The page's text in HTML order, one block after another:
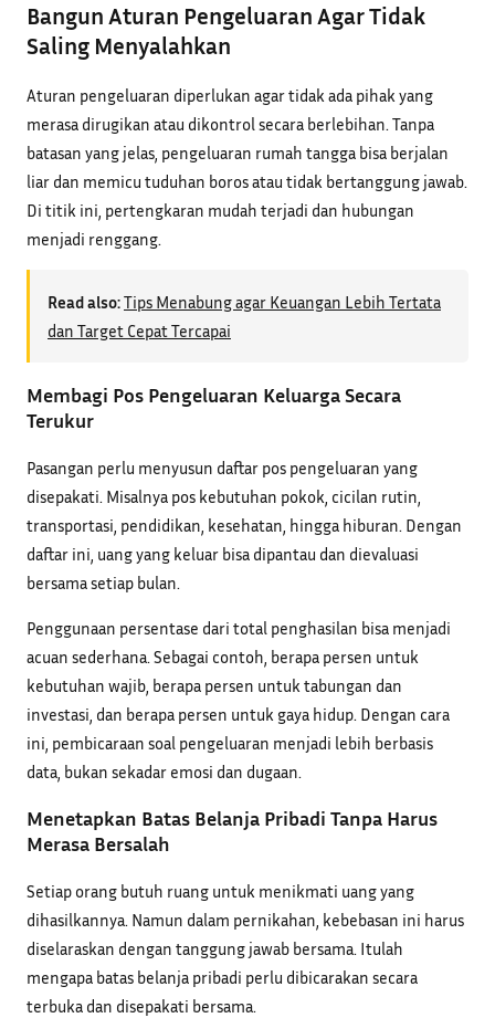
Bangun Aturan Pengeluaran Agar Tidak
Saling Menyalahkan
Aturan pengeluaran diperlukan agar tidak ada pihak yang
merasa dirugikan atau dikontrol secara berlebihan. Tanpa
batasan yang jelas, pengeluaran rumah tangga bisa berjalan
liar dan memicu tuduhan boros atau tidak bertanggung jawab.
Di titik ini, pertengkaran mudah terjadi dan hubungan
menjadi renggang.
Read also:Tips Menabung agar Keuangan Lebih Tertata
dan Target Cepat Tercapai
Membagi Pos Pengeluaran Keluarga Secara
Terukur
Pasangan perlu menyusun daftar pos pengeluaran yang
disepakati. Misalnya pos kebutuhan pokok, cicilan rutin,
transportasi, pendidikan, kesehatan, hingga hiburan. Dengan
daftar ini, uang yang keluar bisa dipantau dan dievaluasi
bersama setiap bulan.
Penggunaan persentase dari total penghasilan bisa menjadi
acuan sederhana. Sebagai contoh, berapa persen untuk
kebutuhan wajib, berapa persen untuk tabungan dan
investasi, dan berapa persen untuk gaya hidup. Dengan cara
ini, pembicaraan soal pengeluaran menjadi lebih berbasis
data, bukan sekadar emosi dan dugaan.
Menetapkan Batas Belanja Pribadi Tanpa Harus
Merasa Bersalah
Setiap orang butuh ruang untuk menikmati uang yang
dihasilkannya. Namun dalam pernikahan, kebebasan ini harus
diselaraskan dengan tanggung jawab bersama. Itulah
mengapa batas belanja pribadi perlu dibicarakan secara
terbuka dan disepakati bersama.